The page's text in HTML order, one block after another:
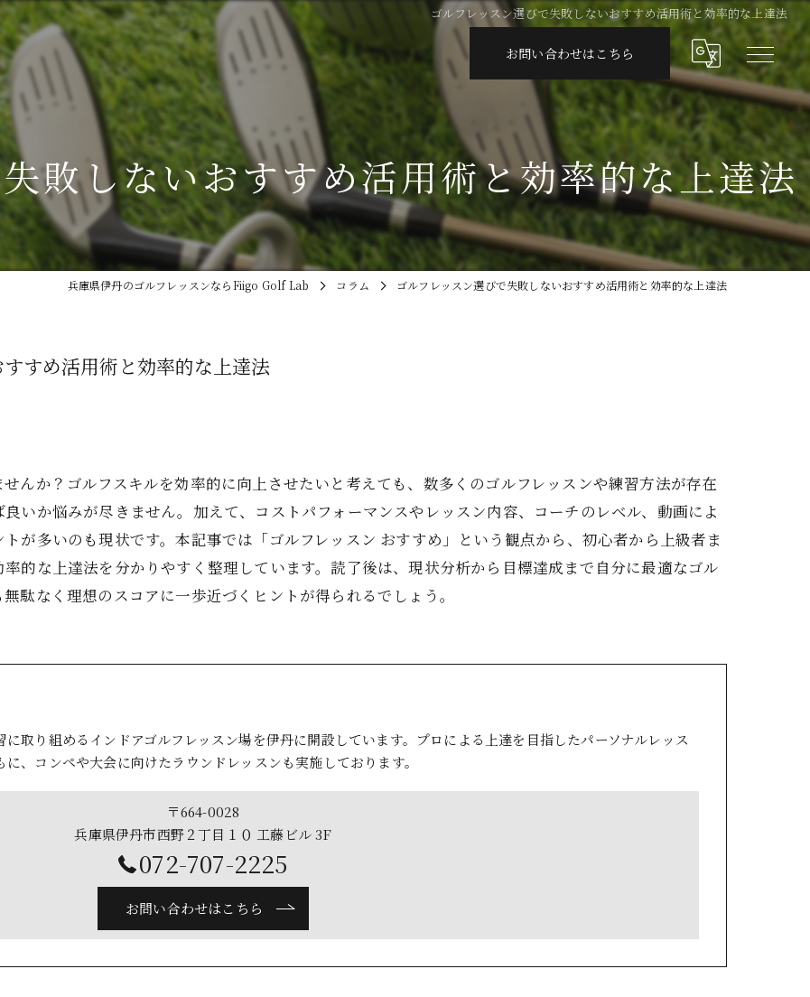
ゴルフレッスン選びで失敗しないおすすめ活用術と効率的な上達法
お問い合わせはこちら
敗しないおすすめ活用術と効率的な上達法
兵庫県伊丹のゴルフレッスンならFiigo Golf Lab コラム ゴルフレッスン選びで失敗しないおすすめ活用術と効率的な上達法
すめ活用術と効率的な上達法
んか？ゴルフスキルを効率的に向上させたいと考えても、数多くのゴルフレッスンや練習方法が存在
いか悩みが尽きません。加えて、コストパフォーマンスやレッスン内容、コーチのレベル、動画によ
が多いのも現状です。本記事では「ゴルフレッスン おすすめ」という観点から、初心者から上級者ま
的な上達法を分かりやすく整理しています。読了後は、現状分析から目標達成まで自分に最適なゴル
駄なく理想のスコアに一歩近づくヒントが得られるでしょう。
に取り組めるインドアゴルフレッスン場を伊丹に開設しています。プロによる上達を目指したパーソナルレッス
、コンペや大会に向けたラウンドレッスンも実施しております。
〒664-0028
兵庫県伊丹市西野２丁目１０ 工藤ビル 3F
072-707-2225
お問い合わせはこちら